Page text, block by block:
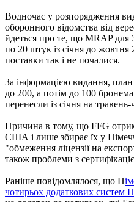
Водночас у розпорядження
оборонного відомства від
йдеться про те, що MRAP
по 20 штук із січня до жовтня
поставки так і не почалися.
За інформацією видання,
до 200, а потім до 100
перенесли із січня на травень-
Причина в тому, що FFG
США і лише збирає їх у
"обмеження ліцензії на
також проблеми з
Раніше повідомлялося, що Н
чотирьох додаткових систем